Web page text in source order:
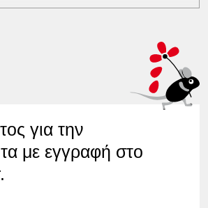
για την
με εγγραφή στο